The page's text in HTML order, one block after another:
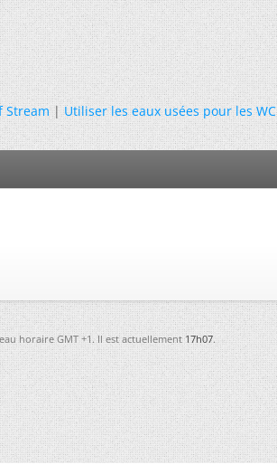
Stream|Utiliser les eaux usées pour les WC
horaire GMT +1. Il est actuellement17h07.